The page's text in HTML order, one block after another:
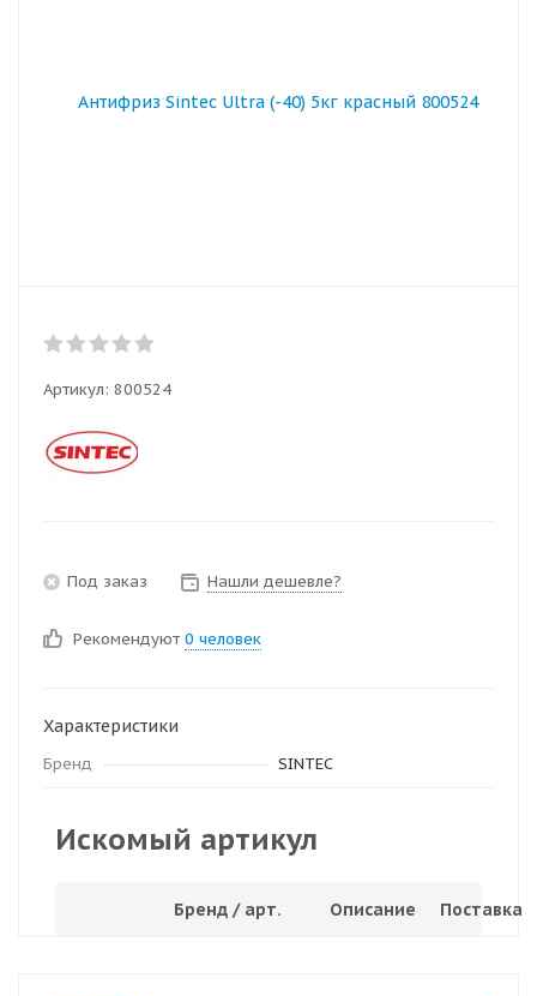
Артикул: 800524
Под заказ Нашли дешевле?
Рекомендуют 0 человек
Характеристики
Бренд SINTEC
Искомый артикул
Бренд / арт. Описание Поставка